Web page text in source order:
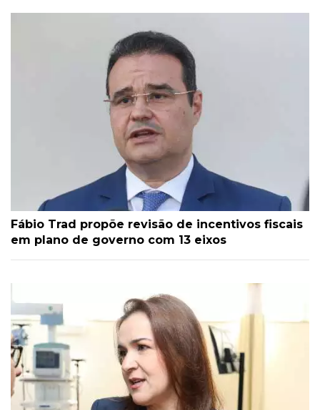
Fábio Trad propõe revisão de incentivos fiscais
em plano de governo com 13 eixos